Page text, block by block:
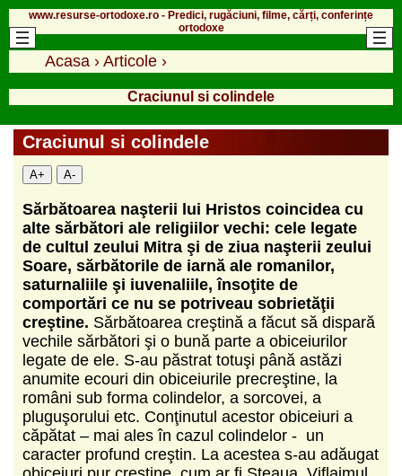
www.resurse-ortodoxe.ro - Predici, rugăciuni, filme, cărți, conferințe
ortodoxe
Acasa › Articole ›
Craciunul si colindele
Craciunul si colindele
A+ A-
Sărbătoarea naşterii lui Hristos coincidea cu
alte sărbători ale religiilor vechi: cele legate
de cultul zeului Mitra şi de ziua naşterii zeului
Soare, sărbătorile de iarnă ale romanilor,
saturnaliile şi iuvenaliile, însoţite de
comportări ce nu se potriveau sobrietăţii
creştine. Sărbătoarea creştină a făcut să dispară
vechile sărbători şi o bună parte a obiceiurilor
legate de ele. S-au păstrat totuşi până astăzi
anumite ecouri din obiceiurile precreştine, la
români sub forma colindelor, a sorcovei, a
pluguşorului etc. Conţinutul acestor obiceiuri a
căpătat – mai ales în cazul colindelor - un
caracter profund creştin. La acestea s-au adăugat